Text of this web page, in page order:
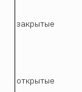
закрытые
открытые